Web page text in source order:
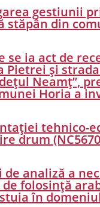
gestiunii
stăpân din
se ia act de
și strada
Neamț”,
Horia a
tehnico-
drum
analiză a
folosință
în